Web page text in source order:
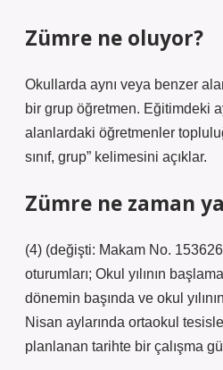
Zümre ne oluyor?
Okullarda aynı veya benzer
bir grup öğretmen. Eğitimdeki
alanlardaki öğretmenler
sınıf, grup” kelimesini açıklar.
Zümre ne zaman
(4) (değişti: Makam No.
oturumları; Okul yılının
dönemin başında ve okul
Nisan aylarında ortaokul
planlanan tarihte bir çalışma